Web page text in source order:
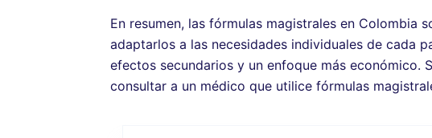
En resumen, las fórmulas magistrales en Colombia
adaptarlos a las necesidades individuales de cada
efectos secundarios y un enfoque más
consultar a un médico que utilice fórmulas